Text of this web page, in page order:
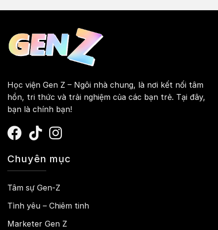
Học viện Gen Z – Ngôi nhà chung, là nơi kết nối tâm
hồn, tri thức và trải nghiệm của các bạn trẻ. Tại đây,
bạn là chính bạn!
Chuyên mục
Tâm sự Gen-Z
Tình yêu – Chiêm tinh
Marketer Gen Z